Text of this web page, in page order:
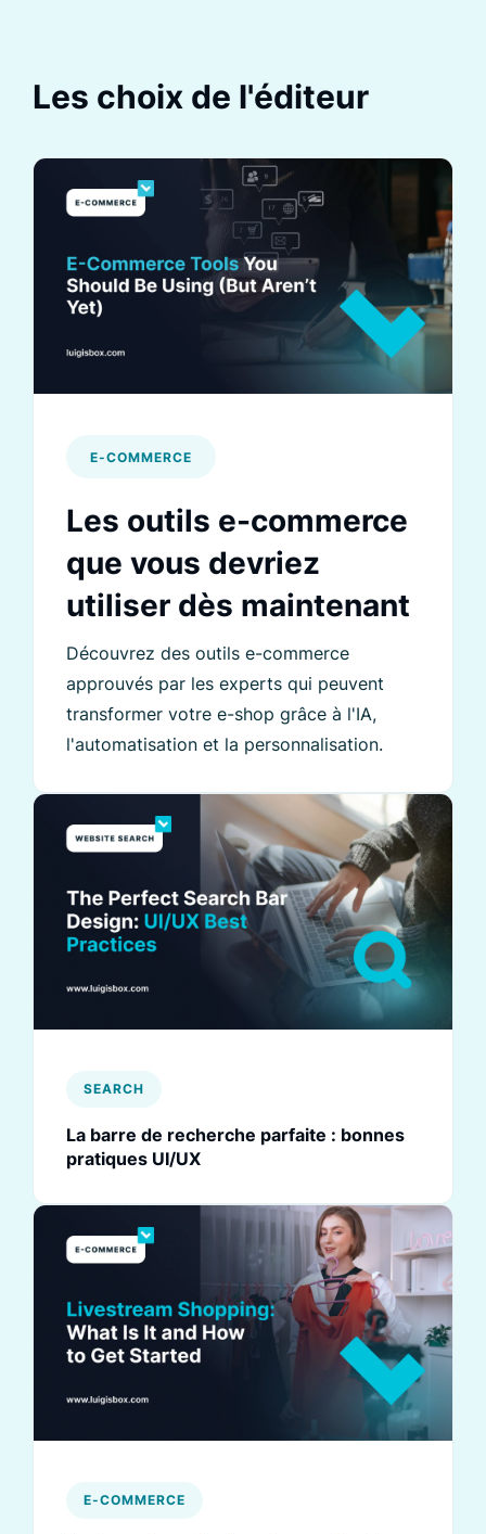
Les choix de l'éditeur
E-COMMERCE
Les outils e-commerce
que vous devriez
utiliser dès maintenant
Découvrez des outils e-commerce
approuvés par les experts qui peuvent
transformer votre e-shop grâce à l'IA,
l'automatisation et la personnalisation.
SEARCH
La barre de recherche parfaite : bonnes
pratiques UI/UX
E-COMMERCE